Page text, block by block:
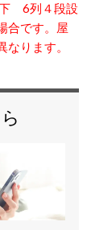
6列４段設
合です。屋
ります。